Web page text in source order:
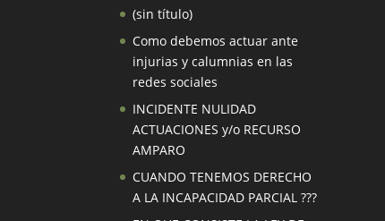
(sin título)
Como debemos actuar ante
injurias y calumnias en las
redes sociales
INCIDENTE NULIDAD
ACTUACIONES y/o RECURSO
AMPARO
CUANDO TENEMOS DERECHO
A LA INCAPACIDAD PARCIAL ???